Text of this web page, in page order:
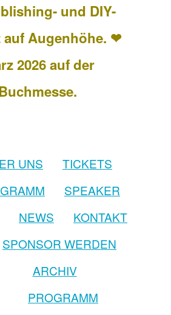
und DIY-
auf Augenhöhe. ❤
2026 auf der
UNS
TICKETS
SPEAKER
NEWS
KONTAKT
SPONSOR WERDEN
ARCHIV
PROGRAMM